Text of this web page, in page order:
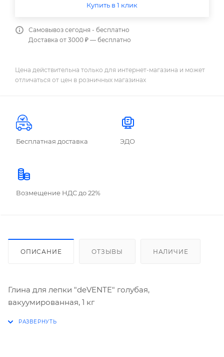
Купить в 1 клик
Самовывоз сегодня - бесплатно
Доставка от 3000 ₽ — бесплатно
Цена действительна только для интернет-магазина и может
отличаться от цен в розничных магазинах
Бесплатная доставка ЭДО
Возмещение НДС до 22%
ОПИСАНИЕ ОТЗЫВЫ НАЛИЧИЕ
Глина для лепки "deVENTE" голубая,
вакуумированная, 1 кг